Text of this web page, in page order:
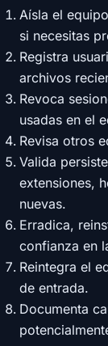
Aísla el
si necesitas
Registra
archivos
Revoca
usadas en el
Revisa otros
Valida
extensiones,
nuevas.
Erradica,
confianza en
Reintegra el
de entrada.
Documenta